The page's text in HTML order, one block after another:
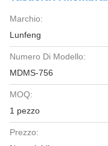
Marchio:
Lunfeng
Numero Di Modello:
MDMS-756
MOQ:
1 pezzo
Prezzo: